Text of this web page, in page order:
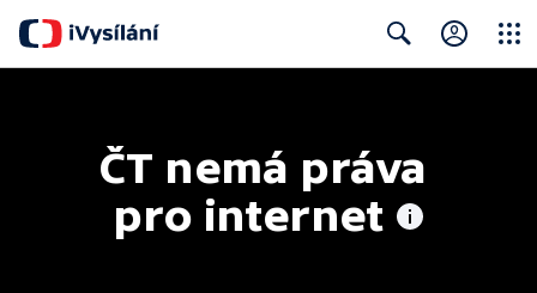
ČT nemá práva
pro internet